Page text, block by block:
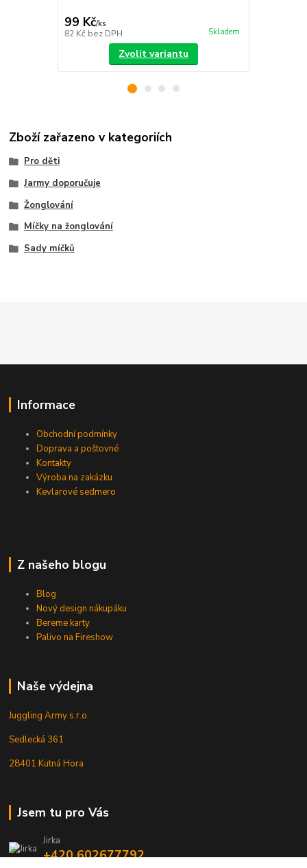
99 Kč/ks
82 Kč bez DPH Skladem
Zvolit variantu
Zboží zařazeno v kategoriích
Pro děti
Jarmy doporučuje
Žonglování
Míčky na žonglování
Sady míčků
Informace
Obchodní podmínky
Doprava a poštovné
Kontakty
Výroba na zakázku
Kevlarové sedmero
Z našeho blogu
Blog
Nový design nákupáku
Bereme karty
Palivo na Fireshow
Naše výdejna
Juggling Army s.r.o.
Sedlecká 361
28401 Kutná Hora
Jsem tu pro Vás
Jirka
+420 602677792